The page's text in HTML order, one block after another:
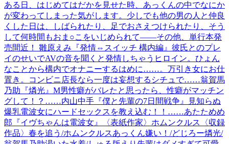
ある日、はじめてはだかを見せた時、あっくんの中でなにか
が変わってしまった気がします。少しでも他の男の人と仲良
くした日は、しばられたり、足でおさえつけられたり、そう
して何時間もおま○こをいじめられて――その他、単行本発
売間近！ 雛原えみ『発情⇔スイッチ 構内編』彼氏とのプレ
イのせいでAVの音を聞くと発情しちゃうヒロイン。ひょん
なことから構内でオナニーするはめに……。万引き女にお仕
置き。コンビニ店長なら一度は妄想するシチュで……翁賀馬
乃助『燐光』M男性癖がバレたと思ったら、性癖がマッチン
グして！？……内山中手『僕と先輩の7日間戦争』見知らぬ
爆乳電波女にハードセックスを教え込む！！……あたためめ
郎『イヴちゃんは電波女』〈表紙作家〉ホムンクルス〈収録
作品〉春を追う/ホムンクルスあっくん嫌い！/どじろー燐光/